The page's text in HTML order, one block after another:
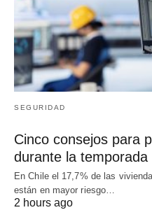
SEGURIDAD
Cinco consejos para
durante la temporada
En Chile el 17,7% de las
están en mayor riesgo…
2 hours ago